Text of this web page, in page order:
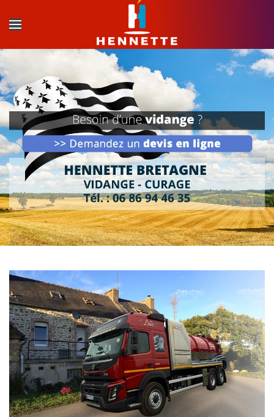
Accéder au contenu principal